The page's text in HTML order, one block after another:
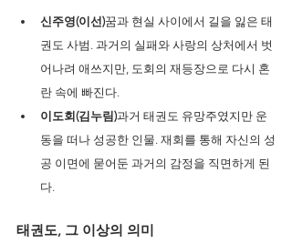
신주영(이선)꿈과 현실 사이에서 길을 잃은 태
권도 사범. 과거의 실패와 사랑의 상처에서 벗
어나려 애쓰지만, 도회의 재등장으로 다시 혼
란 속에 빠진다.
이도회(김누림)과거 태권도 유망주였지만 운
동을 떠나 성공한 인물. 재회를 통해 자신의 성
공 이면에 묻어둔 과거의 감정을 직면하게 된
다.
태권도, 그 이상의 의미